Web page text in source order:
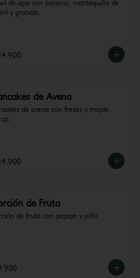
de açai con banano, mantequilla de
y granola.
de Avena
de avena con fresas y maple
de Fruta
de fruta con papaya y piña.